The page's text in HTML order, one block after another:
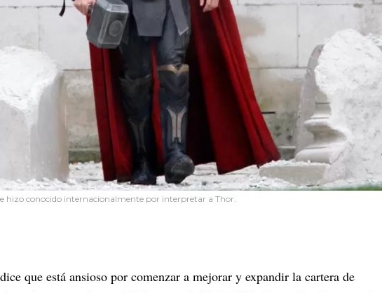
hizo conocido internacionalmente por interpretar a Thor.
que está ansioso por comenzar a mejorar y expandir la cartera de